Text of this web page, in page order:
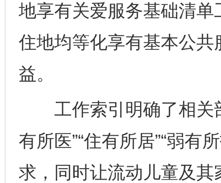
地享有关爱服务基础清
住地均等化享有基本公
益。
工作索引明确了相关部
有所医”“住有所居”“弱有
求，同时让流动儿童及